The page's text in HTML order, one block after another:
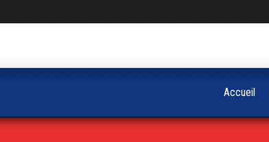
Accueil